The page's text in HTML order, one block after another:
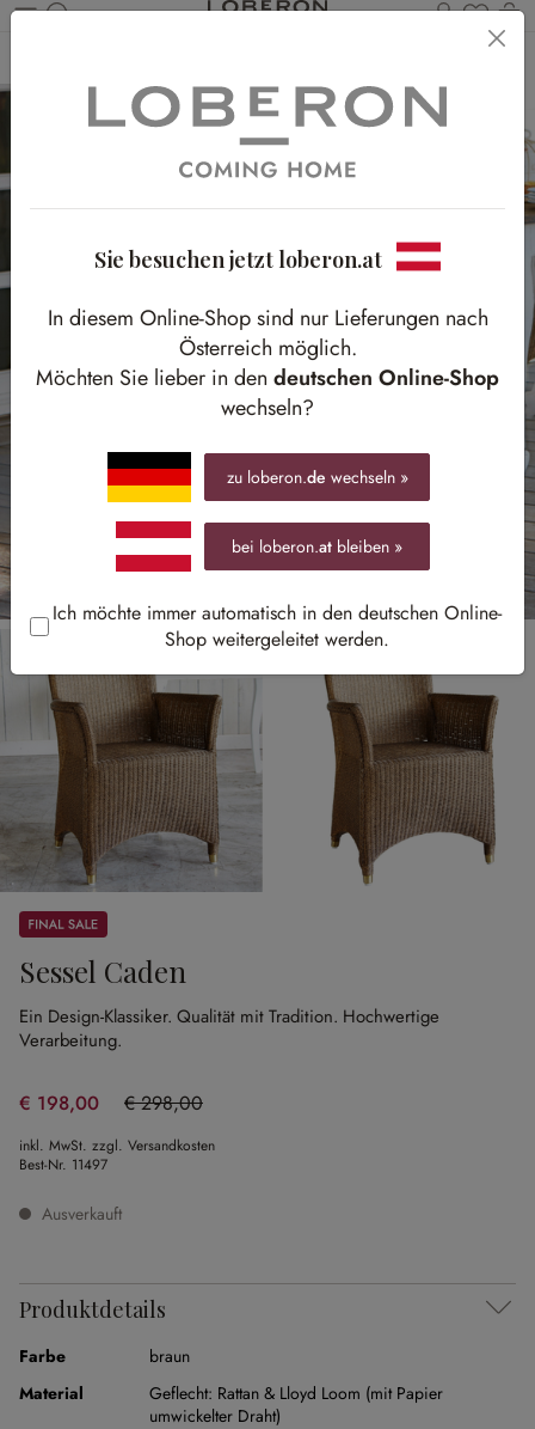
Du
Sale
Sessel Caden
Ein Design-Klassiker. Qualität mit Tradition. Hochwertige
Verarbeitung.
€ 198,00 € 298,00
(33.56% gespart)
inkl. MwSt. zzgl. Versandkosten
Best-Nr. 11497
Ausverkauft
Produktdetails
Farbe
braun
Material
Geflecht: Rattan & Lloyd Loom (mit Papier
umwickelter Draht)
Sie besuchen jetzt loberon.at
In diesem Online-Shop sind nur Lieferungen nach
Österreich möglich.
Möchten Sie lieber in den deutschen Online-Shop
wechseln?
zu loberon.de wechseln »
bei loberon.at bleiben »
Ich möchte immer automatisch in den deutschen Online-
Shop weitergeleitet werden.